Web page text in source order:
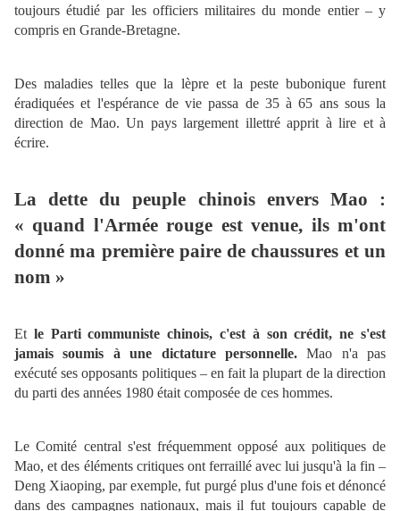
toujours étudié par les officiers militaires du monde entier – y
compris en Grande-Bretagne.
Des maladies telles que la lèpre et la peste bubonique furent
éradiquées et l'espérance de vie passa de 35 à 65 ans sous la
direction de Mao. Un pays largement illettré apprit à lire et à
écrire.
La dette du peuple chinois envers Mao :
« quand l'Armée rouge est venue, ils m'ont
donné ma première paire de chaussures et un
nom »
Et le Parti communiste chinois, c'est à son crédit, ne s'est
jamais soumis à une dictature personnelle.Mao n'a pas
exécuté ses opposants politiques – en fait la plupart de la direction
du parti des années 1980 était composée de ces hommes.
Le Comité central s'est fréquemment opposé aux politiques de
Mao, et des éléments critiques ont ferraillé avec lui jusqu'à la fin –
Deng Xiaoping, par exemple, fut purgé plus d'une fois et dénoncé
dans des campagnes nationaux, mais il fut toujours capable de